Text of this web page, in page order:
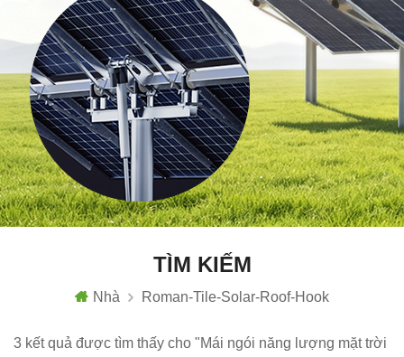
TÌM KIẾM
Nhà Roman-Tile-Solar-Roof-Hook
3 kết quả được tìm thấy cho "Mái ngói năng lượng mặt trời